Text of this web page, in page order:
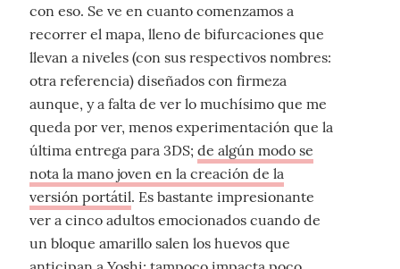
con eso. Se ve en cuanto comenzamos a
recorrer el mapa, lleno de bifurcaciones que
llevan a niveles (con sus respectivos nombres:
otra referencia) diseñados con firmeza
aunque, y a falta de ver lo muchísimo que me
queda por ver, menos experimentación que la
última entrega para 3DS; de algún modo se
nota la mano joven en la creación de la
versión portátil. Es bastante impresionante
ver a cinco adultos emocionados cuando de
un bloque amarillo salen los huevos que